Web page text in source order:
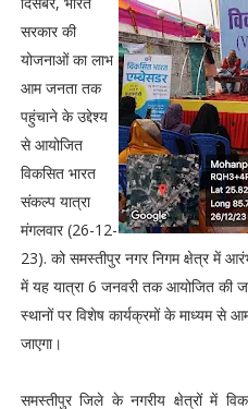
सरकार की
योजनाओं का लाभ
आम जनता तक
पहुंचाने के उद्देश्य
से आयोजित
विकसित भारत
संकल्प यात्रा
मंगलवार (26-12-
23). को समस्तीपुर नगर निगम क्षेत्र में
में यह यात्रा 6 जनवरी तक आयोजित की
स्थानों पर विशेष कार्यक्रमों के माध्यम से
जाएगा।
समस्तीपुर जिले के नगरीय क्षेत्रों में